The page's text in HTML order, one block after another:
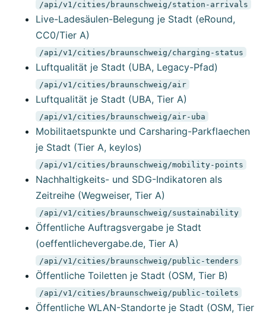
/api/v1/cities/braunschweig/station-arrivals
Live-Ladesäulen-Belegung je Stadt (eRound,
CC0/Tier A)
/api/v1/cities/braunschweig/charging-status
Luftqualität je Stadt (UBA, Legacy-Pfad)
/api/v1/cities/braunschweig/air
Luftqualität je Stadt (UBA, Tier A)
/api/v1/cities/braunschweig/air-uba
Mobilitaetspunkte und Carsharing-Parkflaechen
je Stadt (Tier A, keylos)
/api/v1/cities/braunschweig/mobility-points
Nachhaltigkeits- und SDG-Indikatoren als
Zeitreihe (Wegweiser, Tier A)
/api/v1/cities/braunschweig/sustainability
Öffentliche Auftragsvergabe je Stadt
(oeffentlichevergabe.de, Tier A)
/api/v1/cities/braunschweig/public-tenders
Öffentliche Toiletten je Stadt (OSM, Tier B)
/api/v1/cities/braunschweig/public-toilets
Öffentliche WLAN-Standorte je Stadt (OSM, Tier